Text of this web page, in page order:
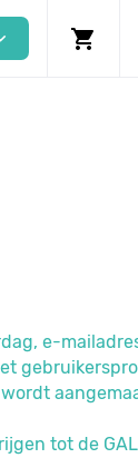
shopping_cart
e-
tot de